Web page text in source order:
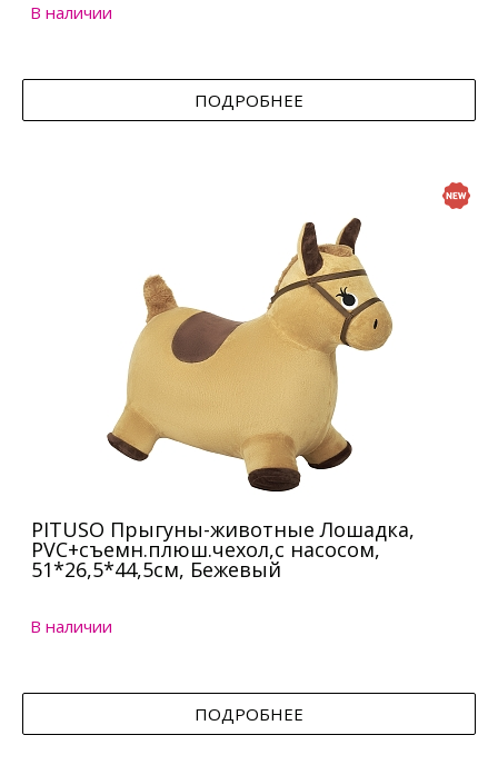
В наличии
ПОДРОБНЕЕ
PITUSO Прыгуны-животные Лошадка,
PVC+съемн.плюш.чехол,с насосом,
51*26,5*44,5см, Бежевый
В наличии
ПОДРОБНЕЕ